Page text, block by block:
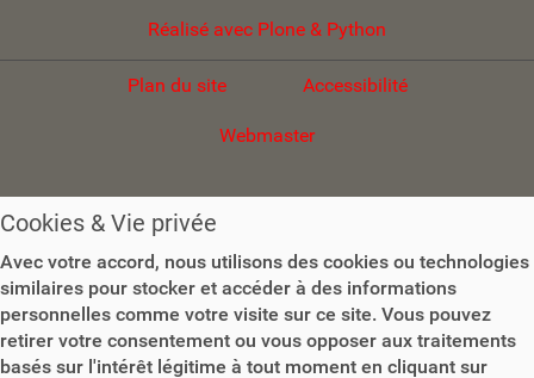
Réalisé avec Plone & Python
Plan du site Accessibilité
Webmaster
Cookies & Vie privée
Avec votre accord, nous utilisons des cookies ou technologies
similaires pour stocker et accéder à des informations
personnelles comme votre visite sur ce site. Vous pouvez
retirer votre consentement ou vous opposer aux traitements
basés sur l'intérêt légitime à tout moment en cliquant sur